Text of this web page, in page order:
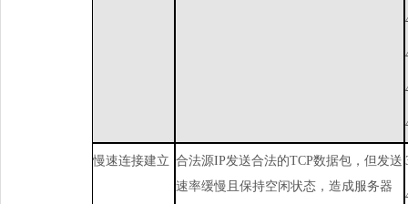
慢速连接建立 合法源IP发送合法的TCP数据包，但发送
速率缓慢且保持空闲状态，造成服务器